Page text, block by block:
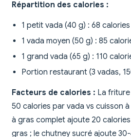
Répartition des calories :
1 petit vada (40 g) : 68 calories
1 vada moyen (50 g) : 85
1 grand vada (65 g) : 110
Portion restaurant (3 vadas,
Facteurs de calories : La
50 calories par vada vs cuisson
à gras complet ajoute 20
gras ; le chutney sucré ajoute